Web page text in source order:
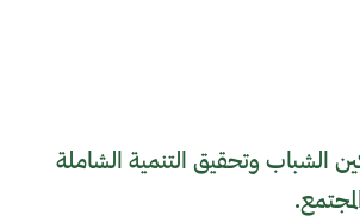
تأسست في الكويت عام 2002 بهدف تمكين الشباب وتحقيق التنمية الشاملة